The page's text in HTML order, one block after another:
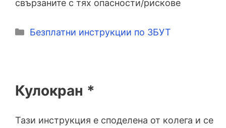
свързаните с тях опасности/рискове
Категории
Безплатни инструкции по ЗБУТ
Кулокран *
Тази инструкция е споделена от колега и се